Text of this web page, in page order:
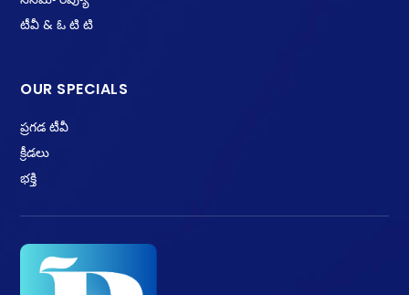
టీవీ & ఓ టి టి
OUR SPECIALS
ప్రగడ టీవీ
క్రీడలు
భక్తి